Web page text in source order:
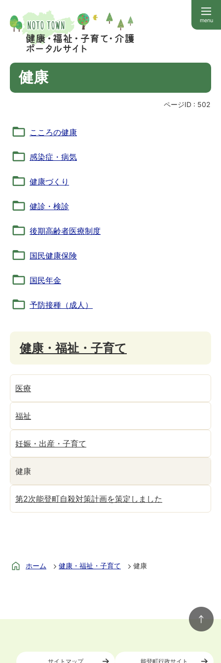
menu
健康
ページID : 502
こころの健康
感染症・病気
健康づくり
健診・検診
後期高齢者医療制度
国民健康保険
国民年金
予防接種（成人）
健康・福祉・子育て
医療
福祉
妊娠・出産・子育て
健康
第2次能登町自殺対策計画を策定しました
ホーム 健康・福祉・子育て 健康
サイトマップ 能登町行政サイト